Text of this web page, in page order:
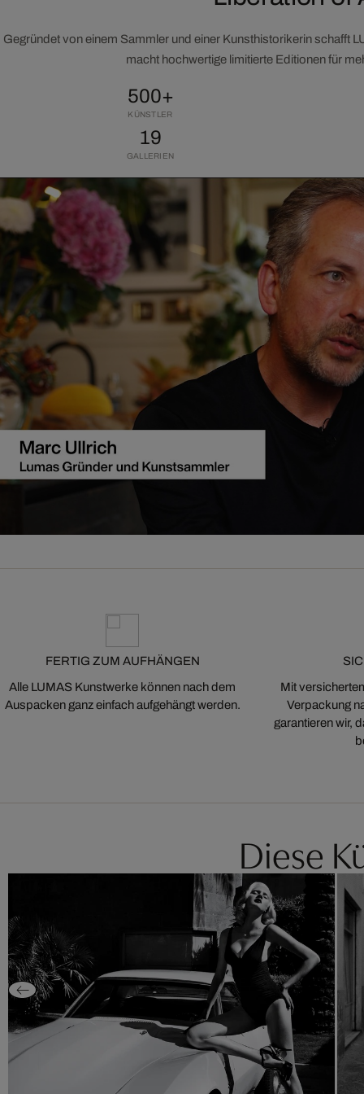
Gegründet von einem Sammler und einer Kunsthistorikerin schafft
macht hochwertige limitierte Editionen für
500+
KÜNSTLER
19
GALLERIEN
FERTIG ZUM AUFHÄNGEN
Alle LUMAS Kunstwerke können nach dem
Auspacken ganz einfach aufgehängt werden.
Mit
Verpackung
garantieren wir,
Diese